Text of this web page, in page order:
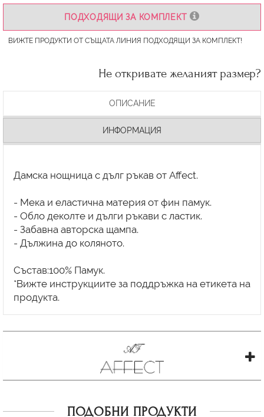
ПОДХОДЯЩИ ЗА КОМПЛЕКТ
ВИЖТЕ ПРОДУКТИ ОТ СЪЩАТА ЛИНИЯ ПОДХОДЯЩИ ЗА КОМПЛЕКТ!
Не откривате желаният размер?
ОПИСАНИЕ
ИНФОРМАЦИЯ
Дамска нощница с дълг ръкав от Affect.
- Мека и еластична материя от фин памук.
- Обло деколте и дълги ръкави с ластик.
- Забавна авторска щампа.
- Дължина до коляното.
Състав:100% Памук.
*Вижте инструкциите за поддръжка на етикета на
ПОДОБНИ ПРОДУКТИ